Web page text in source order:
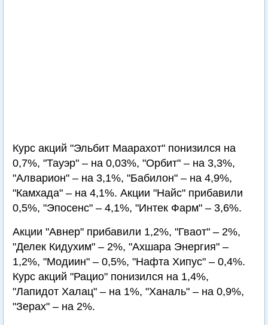
Курс акций "Эльбит Маарахот" понизился на
0,7%, "Тауэр" – на 0,03%, "Орбит" – на 3,3%,
"Алварион" – на 3,1%, "Бабилон" – на 4,9%,
"Камхада" – на 4,1%. Акции "Найс" прибавили
0,5%, "Эпосенс" – 4,1%, "Интек Фарм" – 3,6%.
Акции "Авнер" прибавили 1,2%, "Гваот" – 2%,
"Делек Кидухим" – 2%, "Ахшара Энергия" –
1,2%, "Модиин" – 0,5%, "Нафта Хипус" – 0,4%.
Курс акций "Рацио" понизился на 1,4%,
"Лапидот Халац" – на 1%, "Ханаль" – на 0,9%,
"Зерах" – на 2%.